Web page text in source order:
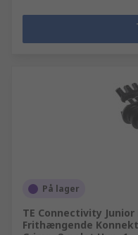
På lager
TE Connectivity
Frithængende